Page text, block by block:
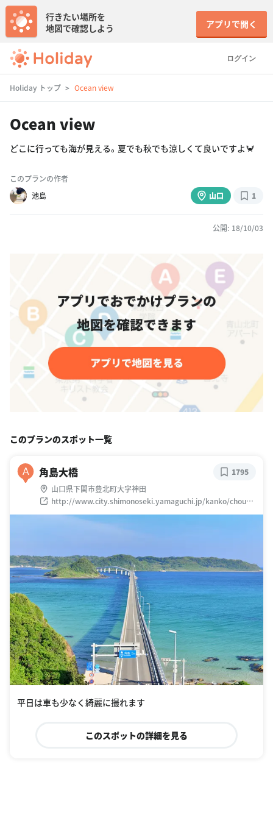
ログイン
行きたい場所を
地図で確認しよう
アプリで開く
Holiday トップ Ocean view
Ocean view
どこに行っても海が見える。夏でも秋でも涼しくて良いですよ🦀
このプランの作者
池島
山口 1
公開: 18/10/03
このプランのスポット一覧
A 角島大橋
山口県下関市豊北町大字神田
http://www.city.shimonoseki.yamaguchi.jp/kanko/chousy
uuji/ensen/web/kottoi.html
1795
平日は車も少なく綺麗に撮れます
このスポットの詳細を見る